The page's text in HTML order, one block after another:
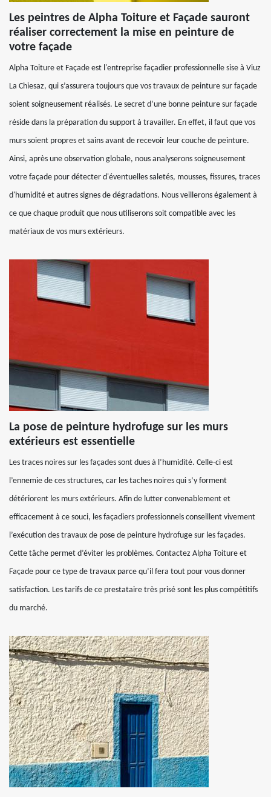
Les peintres de Alpha Toiture et Façade sauront
réaliser correctement la mise en peinture de
votre façade
Alpha Toiture et Façade est l'entreprise façadier professionnelle sise à Viuz
La Chiesaz, qui s’assurera toujours que vos travaux de peinture sur façade
soient soigneusement réalisés. Le secret d’une bonne peinture sur façade
réside dans la préparation du support à travailler. En effet, il faut que vos
murs soient propres et sains avant de recevoir leur couche de peinture.
Ainsi, après une observation globale, nous analyserons soigneusement
votre façade pour détecter d'éventuelles saletés, mousses, fissures, traces
d'humidité et autres signes de dégradations. Nous veillerons également à
ce que chaque produit que nous utiliserons soit compatible avec les
matériaux de vos murs extérieurs.
La pose de peinture hydrofuge sur les murs
extérieurs est essentielle
Les traces noires sur les façades sont dues à l’humidité. Celle-ci est
l’ennemie de ces structures, car les taches noires qui s’y forment
détériorent les murs extérieurs. Afin de lutter convenablement et
efficacement à ce souci, les façadiers professionnels conseillent vivement
l’exécution des travaux de pose de peinture hydrofuge sur les façades.
Cette tâche permet d’éviter les problèmes. Contactez Alpha Toiture et
Façade pour ce type de travaux parce qu’il fera tout pour vous donner
satisfaction. Les tarifs de ce prestataire très prisé sont les plus compétitifs
du marché.